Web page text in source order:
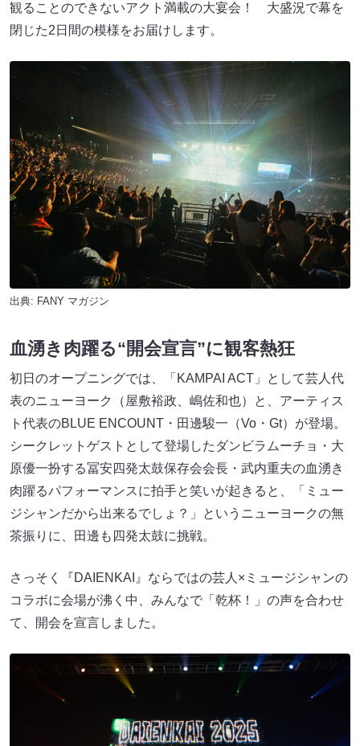
観ることのできないアクト満載の大宴会！ 大盛況で幕を
閉じた2日間の模様をお届けします。
出典: FANY マガジン
血湧き肉躍る“開会宣言”に観客熱狂
初日のオープニングでは、「KAMPAI ACT」として芸人代
表のニューヨーク（屋敷裕政、嶋佐和也）と、アーティス
ト代表のBLUE ENCOUNT・田邊駿一（Vo・Gt）が登場。
シークレットゲストとして登場したダンビラムーチョ・大
原優一扮する冨安四発太鼓保存会会長・武内重夫の血湧き
肉躍るパフォーマンスに拍手と笑いが起きると、「ミュー
ジシャンだから出来るでしょ？」というニューヨークの無
茶振りに、田邊も四発太鼓に挑戦。
さっそく『DAIENKAI』ならではの芸人×ミュージシャンの
コラボに会場が沸く中、みんなで「乾杯！」の声を合わせ
て、開会を宣言しました。